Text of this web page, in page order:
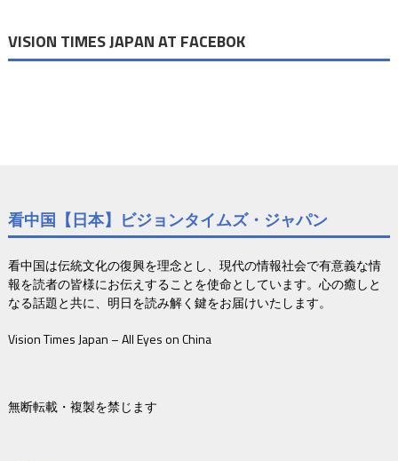
VISION TIMES JAPAN AT FACEBOK
看中国【日本】ビジョンタイムズ・ジャパン
看中国は伝統文化の復興を理念とし、現代の情報社会で有意義な情
報を読者の皆様にお伝えすることを使命としています。心の癒しと
なる話題と共に、明日を読み解く鍵をお届けいたします。
Vision Times Japan – All Eyes on China
無断転載・複製を禁じます